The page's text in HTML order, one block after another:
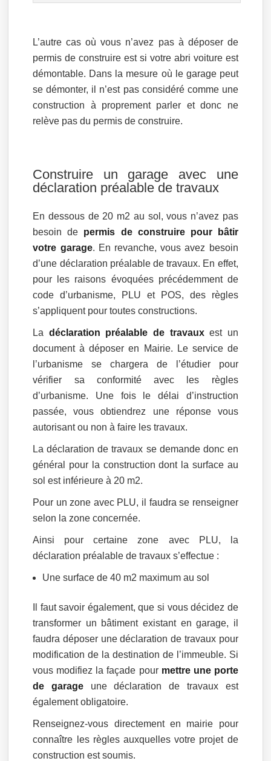
L’autre cas où vous n’avez pas à déposer de
permis de construire est si votre abri voiture est
démontable. Dans la mesure où le garage peut
se démonter, il n’est pas considéré comme une
construction à proprement parler et donc ne
relève pas du permis de construire.
Construire un garage avec une
déclaration préalable de travaux
En dessous de 20 m2 au sol, vous n’avez pas
besoin de permis de construire pour bâtir
votre garage. En revanche, vous avez besoin
d’une déclaration préalable de travaux. En effet,
pour les raisons évoquées précédemment de
code d’urbanisme, PLU et POS, des règles
s’appliquent pour toutes constructions.
La déclaration préalable de travauxest un
document à déposer en Mairie. Le service de
l’urbanisme se chargera de l’étudier pour
vérifier sa conformité avec les règles
d’urbanisme. Une fois le délai d’instruction
passée, vous obtiendrez une réponse vous
autorisant ou non à faire les travaux.
La déclaration de travaux se demande donc en
général pour la construction dont la surface au
sol est inférieure à 20 m2.
Pour un zone avec PLU, il faudra se renseigner
selon la zone concernée.
Ainsi pour certaine zone avec PLU, la
déclaration préalable de travaux s’effectue :
Une surface de 40 m2 maximum au sol
Il faut savoir également, que si vous décidez de
transformer un bâtiment existant en garage, il
faudra déposer une déclaration de travaux pour
modification de la destination de l’immeuble. Si
vous modifiez la façade pour mettre une porte
de garage une déclaration de travaux est
également obligatoire.
Renseignez-vous directement en mairie pour
connaître les règles auxquelles votre projet de
construction est soumis.